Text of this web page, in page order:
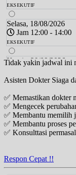
EKSEKUTIF
Selasa, 18/08/2026
Jam 12:00 - 14:00
EKSEKUTIF
Kamis, 20/08/2026
Jam 11:00 - 13:00
EKSEKUTIF
Sabtu, 22/08/2026
Jam 16:00 - 17:00
EKSEKUTIF
Selasa, 25/08/2026
Tidak yakin jadwal ini
Asisten Dokter Siaga
✅ Memastikan dokter
✅ Mengecek
✅ Membantu memilih
✅ Membantu proses
✅ Konsulttasi
Respon Cepat !!